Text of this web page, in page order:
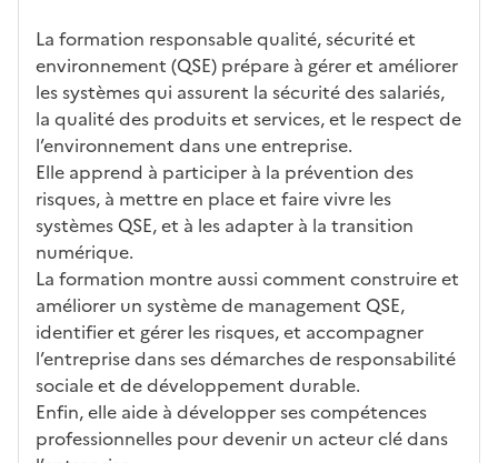
La formation responsable qualité, sécurité et
environnement (QSE) prépare à gérer et améliorer
les systèmes qui assurent la sécurité des salariés,
la qualité des produits et services, et le respect de
l’environnement dans une entreprise.
Elle apprend à participer à la prévention des
risques, à mettre en place et faire vivre les
systèmes QSE, et à les adapter à la transition
numérique.
La formation montre aussi comment construire et
améliorer un système de management QSE,
identifier et gérer les risques, et accompagner
l’entreprise dans ses démarches de responsabilité
sociale et de développement durable.
Enfin, elle aide à développer ses compétences
professionnelles pour devenir un acteur clé dans